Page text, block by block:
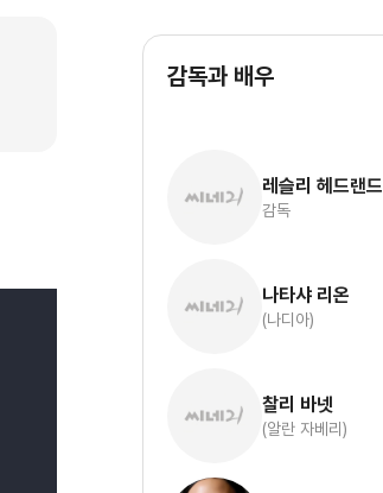
감독과 배우
레슬리 헤드랜드
감독
나타샤 리온
(나디아)
찰리 바넷
(알란 자베리)